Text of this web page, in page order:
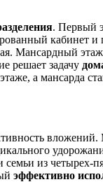
. Первый
кабинет
Мансардный
решает задачу
а мансарда
из четырех-
эффективно